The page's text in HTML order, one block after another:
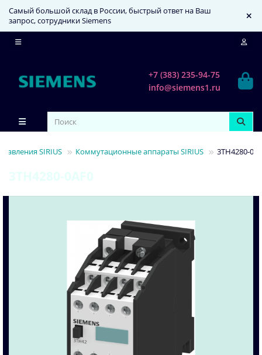
Самый большой склад в России, быстрый ответ на Ваш
запрос, сотрудники Siemens
+7 (383) 235-94-75
info@siemens1.ru
SIRIUS Коммутационные аппараты SIRIUS 3TH4280-
3TH4280-0AF0